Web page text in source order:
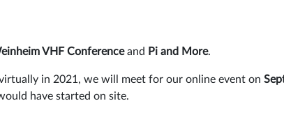
VHF Conferenceand Pi and More.
in 2021, we will meet for our online event on
have started on site.